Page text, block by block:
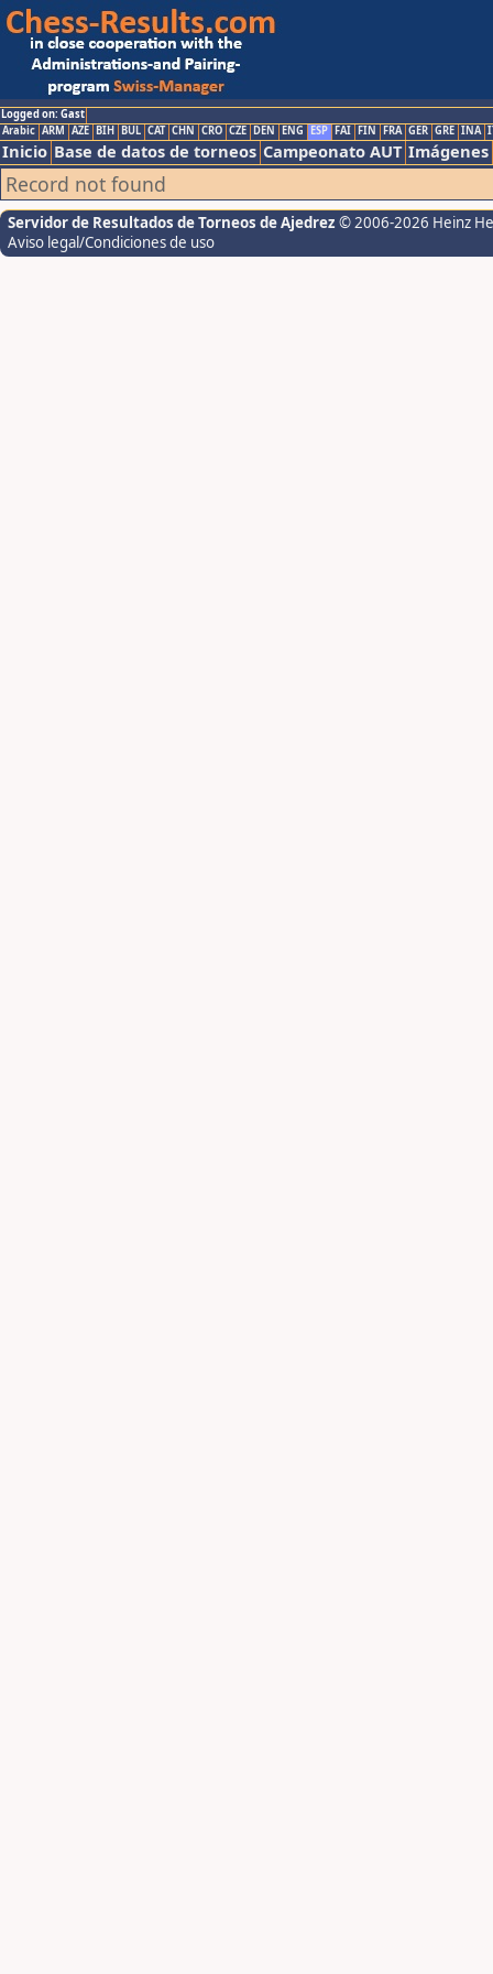
Logged on: Gast
Arabic ARM AZE BIH BUL CAT CHN CRO CZE DEN ENG ESP FAI FIN FRA GER GRE INA
Inicio Base de datos de torneos Campeonato AUT Imágenes
Record not found
Servidor de Resultados de Torneos de Ajedrez © 2006-2026 Heinz
Aviso legal/Condiciones de uso